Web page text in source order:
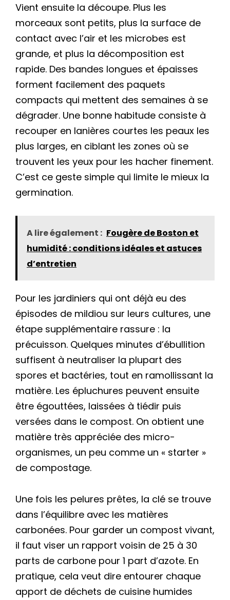
Vient ensuite la découpe. Plus les
morceaux sont petits, plus la surface de
contact avec l’air et les microbes est
grande, et plus la décomposition est
rapide. Des bandes longues et épaisses
forment facilement des paquets
compacts qui mettent des semaines à se
dégrader. Une bonne habitude consiste à
recouper en lanières courtes les peaux les
plus larges, en ciblant les zones où se
trouvent les yeux pour les hacher finement.
C’est ce geste simple qui limite le mieux la
germination.
A lire également : Fougère de Boston et
humidité : conditions idéales et astuces
d’entretien
Pour les jardiniers qui ont déjà eu des
épisodes de mildiou sur leurs cultures, une
étape supplémentaire rassure : la
précuisson. Quelques minutes d’ébullition
suffisent à neutraliser la plupart des
spores et bactéries, tout en ramollissant la
matière. Les épluchures peuvent ensuite
être égouttées, laissées à tiédir puis
versées dans le compost. On obtient une
matière très appréciée des micro-
organismes, un peu comme un « starter »
de compostage.
Une fois les pelures prêtes, la clé se trouve
dans l’équilibre avec les matières
carbonées. Pour garder un compost vivant,
il faut viser un rapport voisin de 25 à 30
parts de carbone pour 1 part d’azote. En
pratique, cela veut dire entourer chaque
apport de déchets de cuisine humides